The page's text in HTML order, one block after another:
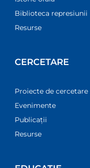
Biblioteca represiunii
Resurse
CERCETARE
Proiecte de cercetare
Evenimente
Publicații
Resurse